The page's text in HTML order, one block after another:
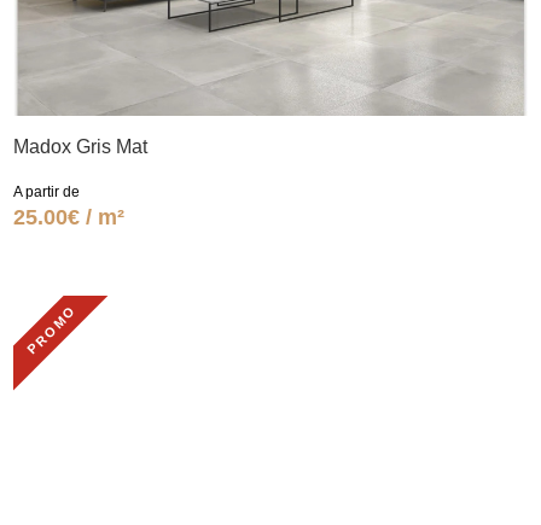
Madox Gris Mat
A partir de
25.00€ / m²
PROMO